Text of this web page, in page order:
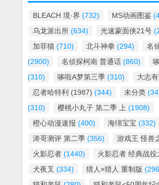
BLEACH 境·界 (732) MS动画图鉴
乌龙派出所 (634) 光速蒙面侠21号
加菲猫 (710) 北斗神拳 (294)
名
(2900)
名侦探柯南 普通话 (860)
(310)
哆啦A梦第三季 (310) 大志
忍者哈特利 (1987) (344) 未分类
(310)
樱桃小丸子 第二季 上 (1908)
橙心动漫速报 (400) 海绵宝宝 (332)
涛哥测评 第二季 (356) 游戏王 怪兽
火影忍者 (1440) 火影忍者 经典战役
犬夜叉 (334) 猎人×猎人 重制版